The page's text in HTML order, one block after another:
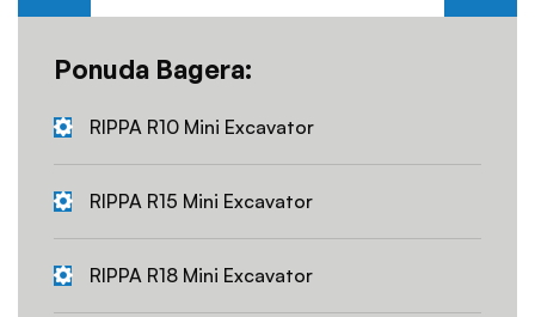
Ponuda Bagera:
RIPPA R10 Mini Excavator
RIPPA R15 Mini Excavator
RIPPA R18 Mini Excavator